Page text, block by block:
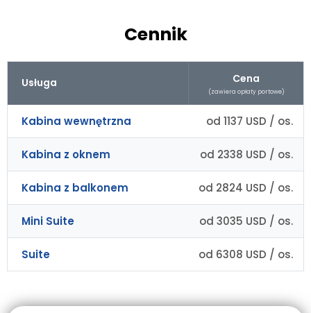
Cennik
Usługa Cena
(zawiera opłaty portowe)
Kabina wewnętrzna od 1137 USD / os.
Kabina z oknem od 2338 USD / os.
Kabina z balkonem od 2824 USD / os.
Mini Suite od 3035 USD / os.
Suite od 6308 USD / os.